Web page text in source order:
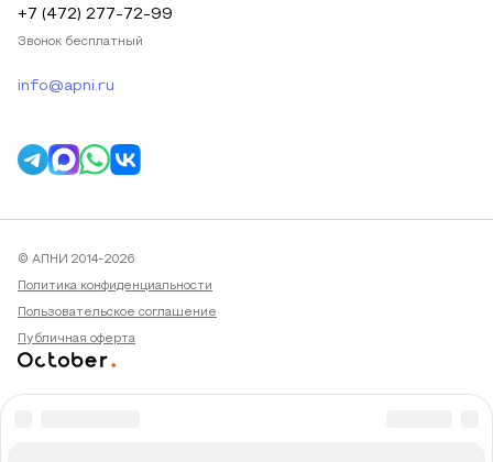
+7 (472) 277-72-99
Звонок бесплатный
info@apni.ru
© АПНИ 2014-2026
Политика конфиденциальности
Пользовательское соглашение
Публичная оферта